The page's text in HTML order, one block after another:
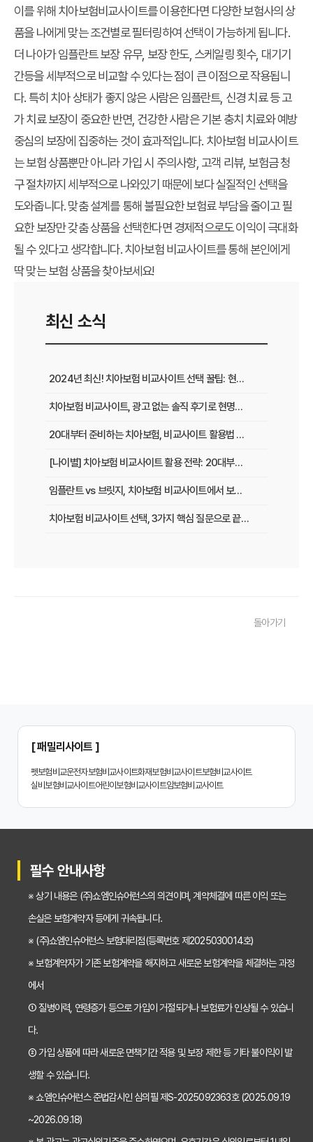
이를 위해 치아보험비교사이트를 이용한다면 다양한 보험사의 상
품을 나에게 맞는 조건별로 필터링하여 선택이 가능하게 됩니다.
더 나아가 임플란트 보장 유무, 보장 한도, 스케일링 횟수, 대기기
간등을 세부적으로 비교할 수 있다는 점이 큰 이점으로 작용됩니
다. 특히 치아 상태가 좋지 않은 사람은 임플란트, 신경 치료 등 고
가 치료 보장이 중요한 반면, 건강한 사람은 기본 충치 치료와 예방
중심의 보장에 집중하는 것이 효과적입니다. 치아보험 비교사이트
는 보험 상품뿐만 아니라 가입 시 주의사항, 고객 리뷰, 보험금 청
구 절차까지 세부적으로 나와있기 때문에 보다 실질적인 선택을
도와줍니다. 맞춤 설계를 통해 불필요한 보험료 부담을 줄이고 필
요한 보장만 갖춤 상품을 선택한다면 경제적으로도 이익이 극대화
될 수 있다고 생각합니다. 치아보험 비교사이트를 통해 본인에게
딱 맞는 보험 상품을 찾아보세요!
최신 소식
2024년 최신! 치아보험 비교사이트 선택 꿀팁: 현명한 가입 전략 완벽 분석
치아보험 비교사이트, 광고 없는 솔직 후기로 현명하게 선택하는 법
20대부터 준비하는 치아보험, 비교사이트 활용법 A to Z
[나이별] 치아보험 비교사이트 활용 전략: 20대부터 60대까지 맞춤 가이드
임플란트 vs 브릿지, 치아보험 비교사이트에서 보장 범위 꼼꼼하게 확인하는 꿀팁
치아보험 비교사이트 선택, 3가지 핵심 질문으로 끝내기
치아보험 비교사이트 똑똑하게 활용하는 3가지 꿀팁
치아보험 비교사이트 선택 전 반드시 알아야 할 5가지 핵심 질문
임플란트, 크라운 치료비 부담? 치아보험 비교사이트 활용법 및 보장꿀팁
2026년 치아보험, 가격 vs 보장! 비교 분석으로 나에게 딱 맞는 보험 찾기
치아보험 비교사이트 활용법: 숨겨진 보장까지 꼼꼼하게 찾는 꿀팁
치아보험 비교사이트 활용법: 숨은 꿀팁 대방출! 보험료 절약 노하우
돌아가기
[ 패밀리사이트 ]
펫보험비교운전자보험비교사이트화재보험비교사이트보험비교사이트
실비보험비교사이트어린이보험비교사이트암보험비교사이트
필수 안내사항
※ 상기 내용은 (주)쇼엠인슈어런스의 의견이며, 계약체결에 따른 이익 또는
손실은 보험계약자 등에게 귀속됩니다.
※ (주)쇼엠인슈어런스 보험대리점(등록번호 제2025030014호)
※ 보험계약자가 기존 보험계약을 해지하고 새로운 보험계약을 체결하는 과정
에서
① 질병이력, 연령증가 등으로 가입이 거절되거나 보험료가 인상될 수 있습니
다.
② 가입 상품에 따라 새로운 면책기간 적용 및 보장 제한 등 기타 불이익이 발
생할 수 있습니다.
※ 쇼엠인슈어런스 준법감시인 심의필 제S-2025092363호 (2025.09.19
~2026.09.18)